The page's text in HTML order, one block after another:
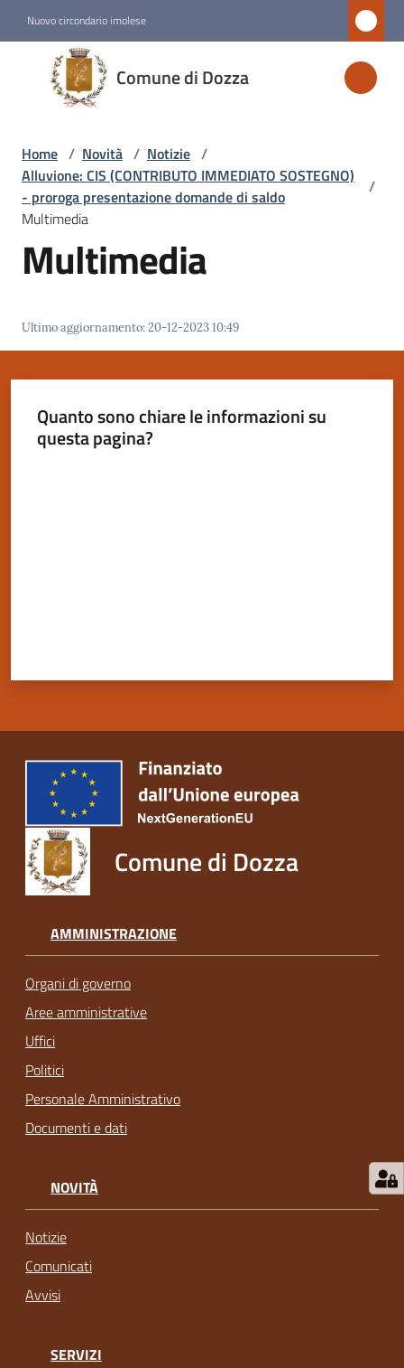
Nuovo circondario imolese
Comune di Dozza
Comune
di
Dozza
Amministrazione
Novità
Menu selezionato
Dozza
su
Home / Novità / Notizie /
Alluvione: CIS (CONTRIBUTO IMMEDIATO SOSTEGNO)
- proroga presentazione domande di saldo
/
Multimedia
Multimedia
Ultimo aggiornamento:20-12-2023 10:49
Quanto sono chiare le informazioni su
questa pagina?
Comune di Dozza
AMMINISTRAZIONE
Organi di governo
Aree amministrative
Uffici
Politici
Personale Amministrativo
Documenti e dati
NOVITÀ
Notizie
Comunicati
Avvisi
SERVIZI